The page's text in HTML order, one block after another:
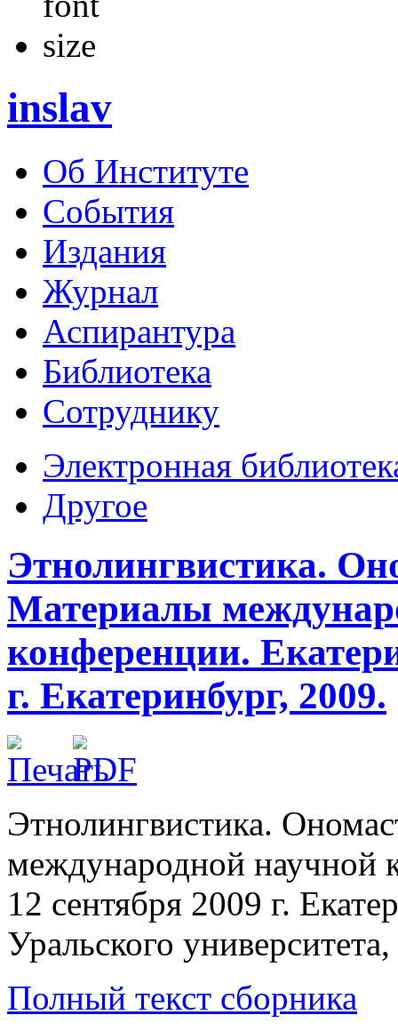
inslav
Об Институте
События
Издания
Журнал
Аспирантура
Библиотека
Сотруднику
Электронная
Другое
Этнолингвистика.
Материалы
конференции.
г. Екатеринбург, 2009.
Этнолингвистика.
международной научной
12 сентября 2009 г.
Уральского
Полный текст сборника